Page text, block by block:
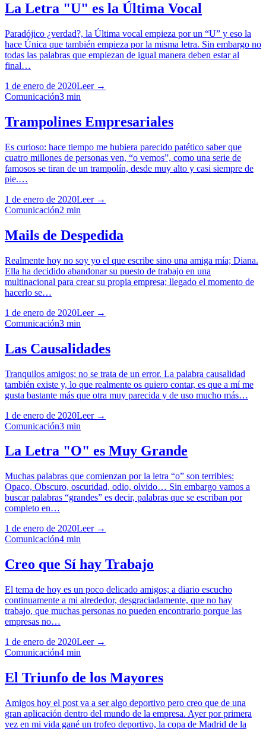
La Letra "U" es la Última Vocal
Paradójico ¿verdad?, la Última vocal empieza por un “U” y eso la
hace Única que también empieza por la misma letra. Sin embargo no
todas las palabras que empiezan de igual manera deben estar al
final…
1 de enero de 2020Leer →
Comunicación3 min
Trampolines Empresariales
Es curioso: hace tiempo me hubiera parecido patético saber que
cuatro millones de personas ven, “o vemos”, como una serie de
famosos se tiran de un trampolín, desde muy alto y casi siempre de
pie.…
1 de enero de 2020Leer →
Comunicación2 min
Mails de Despedida
Realmente hoy no soy yo el que escribe sino una amiga mía; Diana.
Ella ha decidido abandonar su puesto de trabajo en una
multinacional para crear su propia empresa; llegado el momento de
hacerlo se…
1 de enero de 2020Leer →
Comunicación3 min
Las Causalidades
Tranquilos amigos; no se trata de un error. La palabra causalidad
también existe y, lo que realmente os quiero contar, es que a mí me
gusta bastante más que otra muy parecida y de uso mucho más…
1 de enero de 2020Leer →
Comunicación3 min
La Letra "O" es Muy Grande
Muchas palabras que comienzan por la letra “o” son terribles:
Opaco, Obscuro, oscuridad, odio, olvido… Sin embargo vamos a
buscar palabras “grandes” es decir, palabras que se escriban por
completo en…
1 de enero de 2020Leer →
Comunicación4 min
Creo que Sí hay Trabajo
El tema de hoy es un poco delicado amigos; a diario escucho
continuamente a mi alrededor, desgraciadamente, que no hay
trabajo, que muchas personas no pueden encontrarlo porque las
empresas no…
1 de enero de 2020Leer →
Comunicación4 min
El Triunfo de los Mayores
Amigos hoy el post va a ser algo deportivo pero creo que de una
gran aplicación dentro del mundo de la empresa. Ayer por primera
vez en mi vida gané un trofeo deportivo, la copa de Madrid de la